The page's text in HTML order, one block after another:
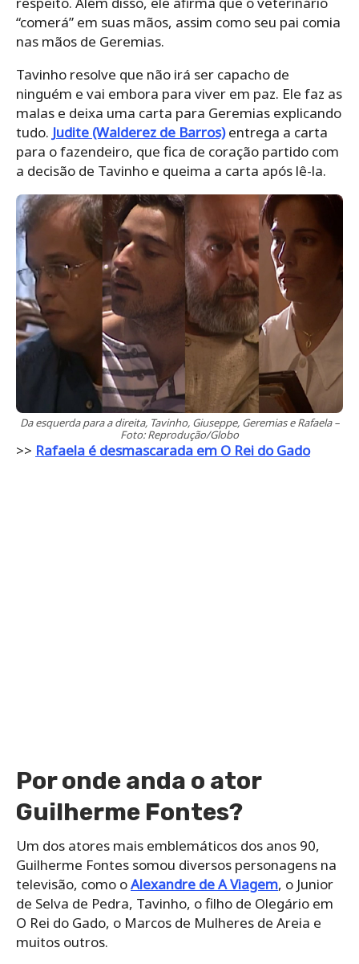
“comerá” em suas mãos, assim como seu pai comia
nas mãos de Geremias.
Tavinho resolve que não irá ser capacho de
ninguém e vai embora para viver em paz. Ele faz as
malas e deixa uma carta para Geremias explicando
tudo. Judite (Walderez de Barros)entrega a carta
para o fazendeiro, que fica de coração partido com
a decisão de Tavinho e queima a carta após lê-la.
Da esquerda para a direita, Tavinho, Giuseppe, Geremias e Rafaela –
Foto: Reprodução/Globo
>> Rafaela é desmascarada em O Rei do Gado
Por onde anda o ator
Guilherme Fontes?
Um dos atores mais emblemáticos dos anos 90,
Guilherme Fontes somou diversos personagens na
televisão, como oAlexandre de A Viagem, o Junior
de Selva de Pedra, Tavinho, o filho de Olegário em
O Rei do Gado, o Marcos de Mulheres de Areia e
muitos outros.